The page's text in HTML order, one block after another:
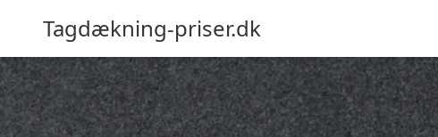
Tagdækning-priser.dk